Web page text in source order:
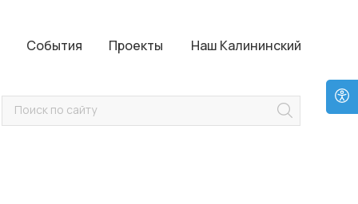
События Проекты Наш Калининский
Поиск по сайту